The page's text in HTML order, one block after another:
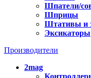
Шпатели/
Шприцы
Штативы и
Эксикаторы
Производители
2mag